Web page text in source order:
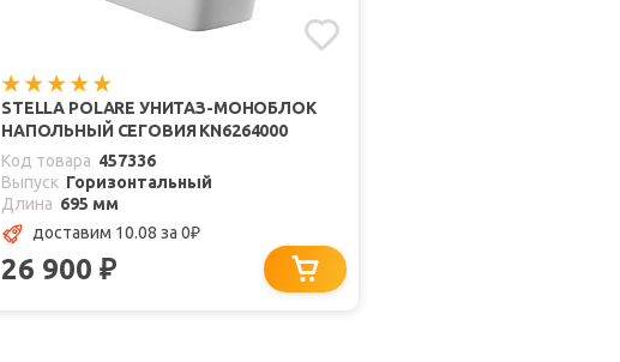
STELLA POLARE УНИТАЗ-МОНОБЛОК
НАПОЛЬНЫЙ СЕГОВИЯ KN6264000
Код товара 457336
Выпуск Горизонтальный
Длина 695 мм
доставим 10.08 за 0₽
26 900 ₽